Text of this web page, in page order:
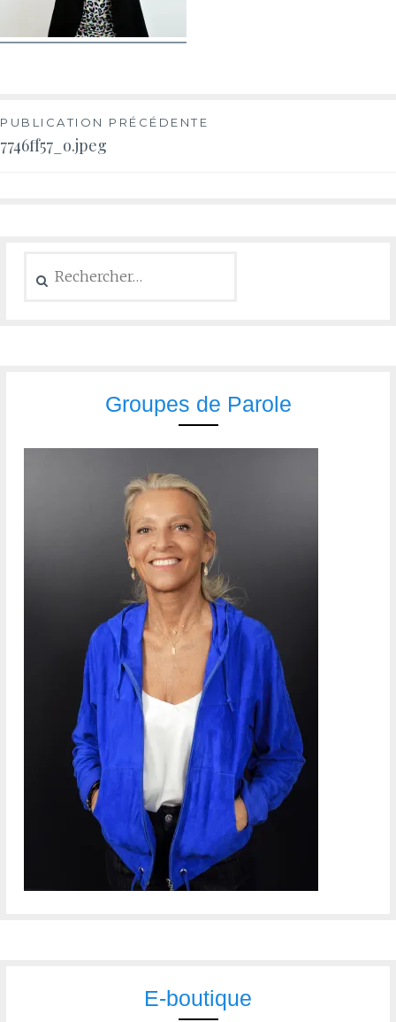
PUBLICATION PRÉCÉDENTE
7746ff57_o.jpeg
Groupes de Parole
E-boutique